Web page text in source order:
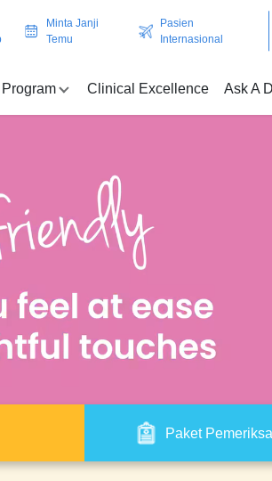
Minta Janji
Temu
Pasien
Internasional
Clinical Excellence Ask A
Paket